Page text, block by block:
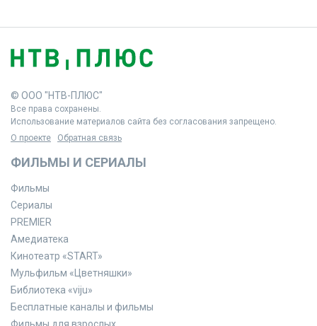
© ООО "НТВ-ПЛЮС"
Все права сохранены.
Использование материалов сайта без согласования запрещено.
О проекте
Обратная связь
ФИЛЬМЫ И СЕРИАЛЫ
Фильмы
Сериалы
PREMIER
Амедиатека
Кинотеатр «START»
Мульфильм «Цветняшки»
Библиотека «viju»
Бесплатные каналы и фильмы